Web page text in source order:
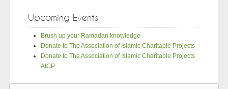
Upcoming Events
Brush up your Ramadan knowledge
Donate to The Association of Islamic Charitable Projects
Donate to The Association of Islamic Charitable Projects
AICP